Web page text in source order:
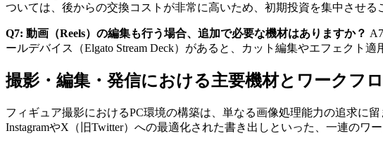
ついては、後からの交換コストが非常に高いため、初期投資を集中させる
Q7: 動画（Reels）の編集も行う場合、追加で必要な機材はありますか？
ールデバイス（Elgato Stream Deck）があると、カット編集やエフェクト適
撮影・編集・発信における主要機材とワークフ
フィギュア撮影におけるPC環境の構築は、単なる画像処理能力の追求に
InstagramやX（旧Twitter）への最適化された書き出しといった、一連のワ